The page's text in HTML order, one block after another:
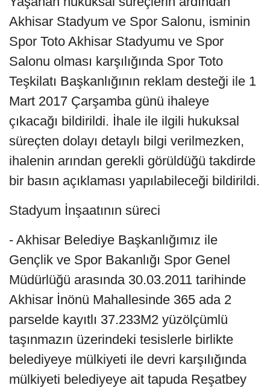
Akhisar Stadyum ve Spor Salonu, isminin
Spor Toto Akhisar Stadyumu ve Spor
Salonu olması karşılığında Spor Toto
Teşkilatı Başkanlığının reklam desteği ile 1
Mart 2017 Çarşamba günü ihaleye
çıkacağı bildirildi. İhale ile ilgili hukuksal
süreçten dolayı detaylı bilgi verilmezken,
ihalenin arından gerekli görüldüğü takdirde
bir basın açıklaması yapılabileceği bildirildi.
Stadyum İnşaatının süreci
- Akhisar Belediye Başkanlığımız ile
Gençlik ve Spor Bakanlığı Spor Genel
Müdürlüğü arasında 30.03.2011 tarihinde
Akhisar İnönü Mahallesinde 365 ada 2
parselde kayıtlı 37.233M2 yüzölçümlü
taşınmazın üzerindeki tesislerle birlikte
belediyeye mülkiyeti ile devri karşılığında
mülkiyeti belediyeye ait tapuda Reşatbey